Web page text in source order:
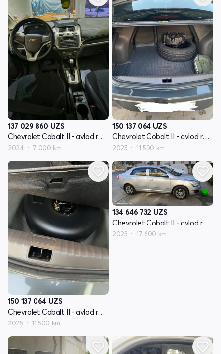
137 029 860 UZS
Chevrolet Cobalt II - avlod restyling
2024 7 000 km
150 137 064 UZS
Chevrolet Cobalt II - avlod restyling
2025 11 500 km
150 137 064 UZS
Chevrolet Cobalt II - avlod restyling
2025 11 500 km
134 646 732 UZS
Chevrolet Cobalt II - avlod restyling
2023 17 600 km